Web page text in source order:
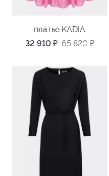
платье KADIA
32 910 ₽ 65 820₽